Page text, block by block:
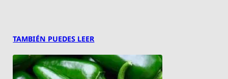
TAMBIÉN PUEDES LEER